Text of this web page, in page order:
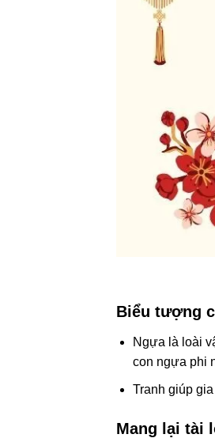
Biểu tượng
Ngựa là loài
con ngựa phi
Tranh giúp
Mang lại tài